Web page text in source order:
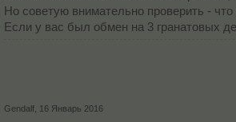
Но советую внимательно проверить -
Если у вас был обмен на 3 гранатовых
Gendalf, 16 Январь 2016